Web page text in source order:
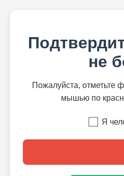
не
Пожалуйста, отметьте
мышью по
Я